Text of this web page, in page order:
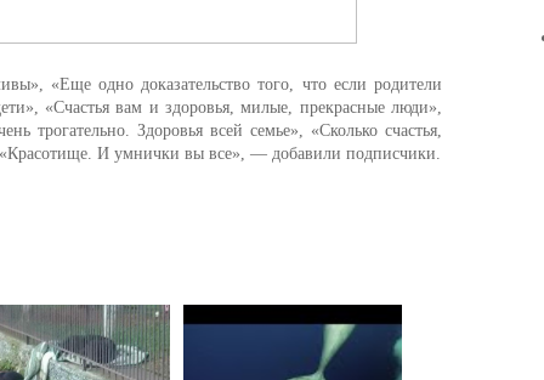
«Еще одно доказательство того, что если родители
«Счастья вам и здоровья, милые, прекрасные люди»,
трогательно. Здоровья всей семье», «Сколько счастья,
«Красотище. И умнички вы все», — добавили подписчики.